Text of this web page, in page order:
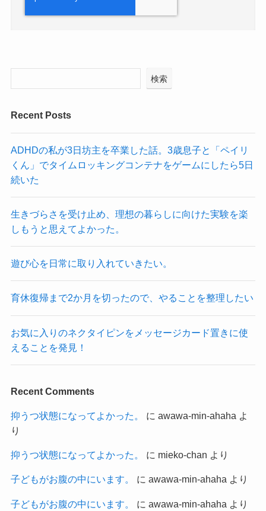
検索
Recent Posts
ADHDの私が3日坊主を卒業した話。3歳息子と「ペイリ
くん」でタイムロッキングコンテナをゲームにしたら5日
続いた
生きづらさを受け止め、理想の暮らしに向けた実験を楽
しもうと思えてよかった。
遊び心を日常に取り入れていきたい。
育休復帰まで2か月を切ったので、やることを整理したい
お気に入りのネクタイピンをメッセージカード置きに使
えることを発見！
Recent Comments
抑うつ状態になってよかった。 に awawa-min-ahaha よ
り
抑うつ状態になってよかった。 に mieko-chan より
子どもがお腹の中にいます。 に awawa-min-ahaha より
子どもがお腹の中にいます。 に awawa-min-ahaha より